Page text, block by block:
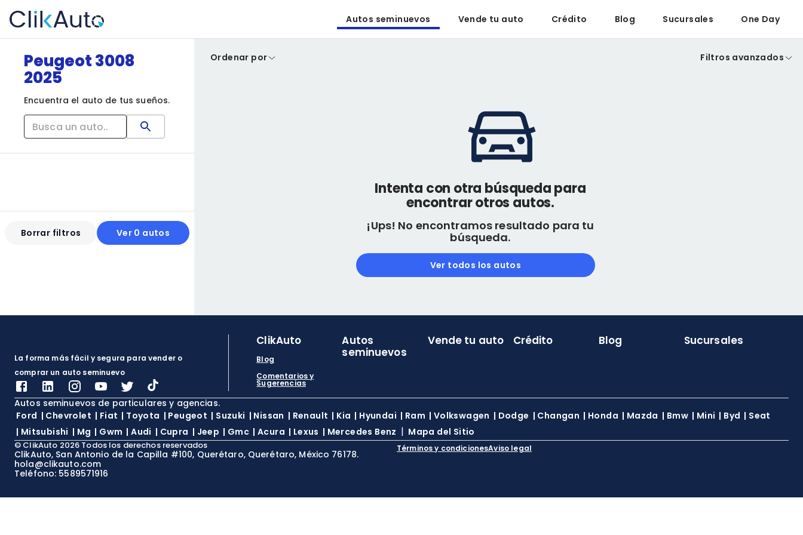
Autos seminuevos Vende tu auto Crédito Blog Sucursales One Day
Peugeot 3008
2025
Encuentra el auto de tus sueños.
Borrar filtros Ver 0 autos
Ordenar por Filtros avanzados
Intenta con otra búsqueda para
encontrar otros autos.
¡Ups! No encontramos resultado para tu
búsqueda.
Ver todos los autos
La forma más fácil y segura para vender o
comprar un auto seminuevo
ClikAuto
Blog
Comentarios y
Sugerencias
Autos
seminuevos
Vende tu auto Crédito Blog Sucursales
Autos seminuevos de particulares y agencias.
Ford | Chevrolet | Fiat | Toyota | Peugeot | Suzuki | Nissan | Renault | Kia | Hyundai | Ram | Volkswagen | Dodge | Changan | Honda | Mazda | Bmw | Mini | Byd | Seat
| Mitsubishi | Mg | Gwm |Audi | Cupra | Jeep | Gmc | Acura | Lexus | Mercedes Benz | Mapa del Sitio
© ClikAuto 2026 Todos los derechos reservados
ClikAuto, San Antonio de la Capilla #100, Querétaro, Querétaro, México 76178.
hola@clikauto.com
Teléfono: 5589571916
Términos y condicionesAviso legal